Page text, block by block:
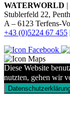
WATERWORLD
Stublerfeld 22,
A – 6123 Terfens-
+43 (0)5224 67 455
Diese Website
nutzten, gehen wir